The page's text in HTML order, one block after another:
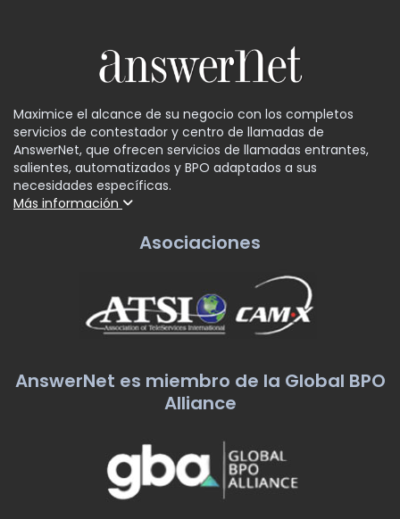
Maximice el alcance de su negocio con los completos
servicios de contestador y centro de llamadas de
AnswerNet, que ofrecen servicios de llamadas entrantes,
salientes, automatizados y BPO adaptados a sus
necesidades específicas.
Más información
Asociaciones
AnswerNet es miembro de la Global BPO
Alliance